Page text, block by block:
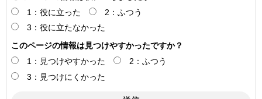
1：役に立った
2：ふつう
3：役に立たなかった
このページの情報は見つけやすかったですか？
1：見つけやすかった
2：ふつう
3：見つけにくかった